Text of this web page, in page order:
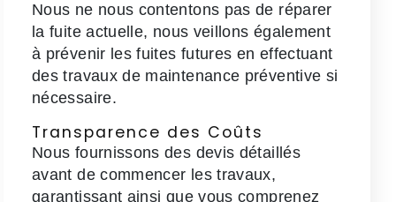
Nous ne nous contentons pas de réparer
la fuite actuelle, nous veillons également
à prévenir les fuites futures en effectuant
des travaux de maintenance préventive si
nécessaire.
Transparence des Coûts
Nous fournissons des devis détaillés
avant de commencer les travaux,
garantissant ainsi que vous comprenez